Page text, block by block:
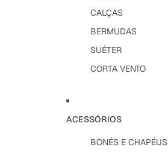
CALÇAS
BERMUDAS
SUÉTER
CORTA VENTO
ACESSÓRIOS
BONÉS E CHAPÉUS